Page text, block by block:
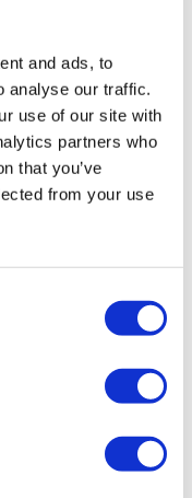
and ads, to
analyse our traffic.
use of our site with
partners who
that you’ve
from your use